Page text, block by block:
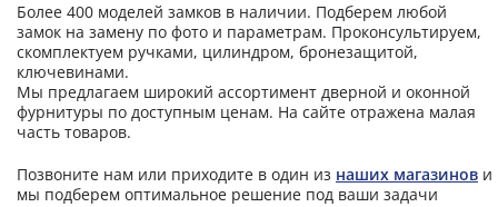
Более 400 моделей замков в наличии. Подберем любой
замок на замену по фото и параметрам. Проконсультируем,
скомплектуем ручками, цилиндром, бронезащитой,
ключевинами.
Мы предлагаем широкий ассортимент дверной и оконной
фурнитуры по доступным ценам. На сайте отражена малая
часть товаров.
Позвоните нам или приходите в один из наших магазинов и
мы подберем оптимальное решение под ваши задачи